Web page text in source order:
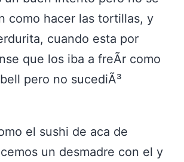
como hacer las tortillas, y
cuando esta por
que los iba a freÃ­r como
pero no sucediÃ³
el sushi de aca de
un desmadre con el y